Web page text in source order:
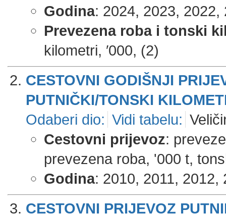
Godina: 2024, 2023,
Prevezena roba i tonski
kilometri, ′000, (2)
CESTOVNI GODIŠNJI
PUTNIČKI/TONSKI
Odaberi dio: Vidi tabelu:
Cestovni prijevoz:
prevezena roba, '000 t,
Godina: 2010, 2011, 2012,
CESTOVNI PRIJEVOZ